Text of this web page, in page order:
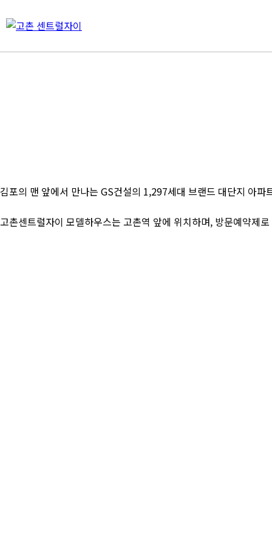
김포의 맨 앞에서 만나는 GS건설의 1,297세대 브랜드 대단지 아
고촌센트럴자이 모델하우스는 고촌역 앞에 위치하며, 방문예약제